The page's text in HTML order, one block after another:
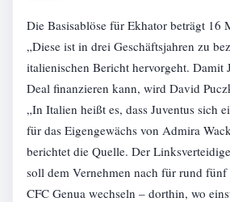
Die Basisablöse für Ekhator beträgt 16
„Diese ist in drei Geschäftsjahren zu
italienischen Bericht hervorgeht. Damit
Deal finanzieren kann, wird David
„In Italien heißt es, dass Juventus sich
für das Eigengewächs von Admira
berichtet die Quelle. Der
soll dem Vernehmen nach für rund
CFC Genua wechseln – dorthin, wo